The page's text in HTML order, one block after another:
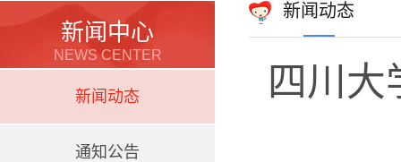
新闻中心
NEWS CENTER
新闻动态
通知公告
新闻动态
四川